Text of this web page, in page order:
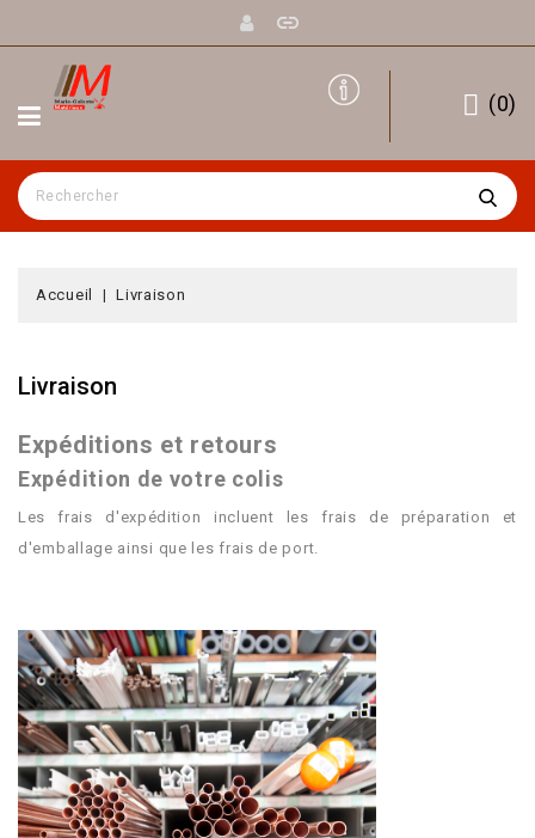
(0)
Accueil Livraison
Livraison
Expéditions et retours
Expédition de votre colis
Les frais d'expédition incluent les frais de préparation et
d'emballage ainsi que les frais de port.